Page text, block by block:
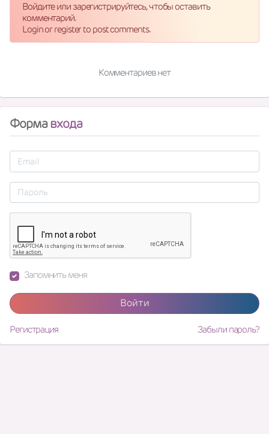
Войдите или зарегистрируйтесь, чтобы оставить
комментарий.
Login or register to post comments.
Комментариев нет
Формавхода
Запомнить меня
Войти
Регистрация Забыли пароль?